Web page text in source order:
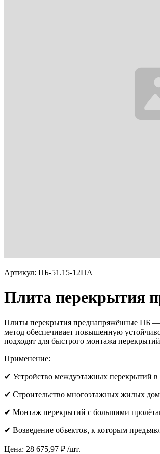
Артикул: ПБ-51.15-12ПА
Плита перекрытия
Плиты перекрытия преднапряжённые ПБ —
метод обеспечивает повышенную
подходят для быстрого монтажа
Применение:
✔ Устройство междуэтажных перекрытий
✔ Строительство многоэтажных жилых
✔ Монтаж перекрытий с большими
✔ Возведение объектов, к которым
Цена: 28 675,97 ₽ /шт.